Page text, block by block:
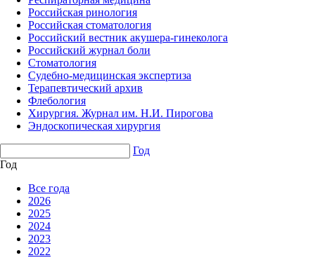
Российская ринология
Российская стоматология
Российский вестник акушера-гинеколога
Российский журнал боли
Стоматология
Судебно-медицинская экспертиза
Терапевтический архив
Флебология
Хирургия. Журнал им. Н.И. Пирогова
Эндоскопическая хирургия
Год
Год
Все года
2026
2025
2024
2023
2022